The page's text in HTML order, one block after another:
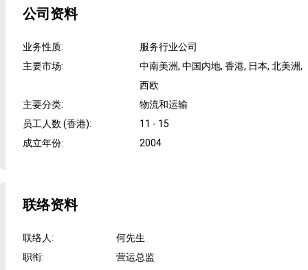
公司资料
业务性质:
服务行业公司
主要市场:
中南美洲, 中国内地, 香港, 日本, 北美洲,
西欧
主要分类:
物流和运输
员工人数 (香港):
11 - 15
成立年份: 2004
联络资料
联络人:
何先生
职衔:
营运总监